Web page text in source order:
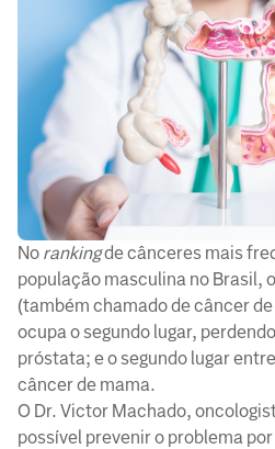
No rankingde cânceres mais
população masculina no Brasil, o
(também chamado de câncer
ocupa o segundo lugar,
próstata; e o segundo lugar
câncer de mama.
O Dr. Victor Machado,
possível prevenir o problema